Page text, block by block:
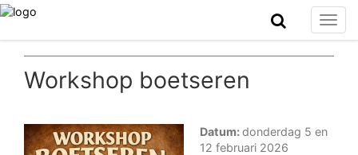
Workshop boetseren
Datum:donderdag 5 en
12 februari 2026